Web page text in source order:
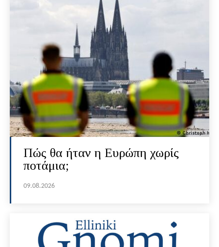
Πώς θα ήταν η Ευρώπη χωρίς
ποτάμια;
09.08.2026